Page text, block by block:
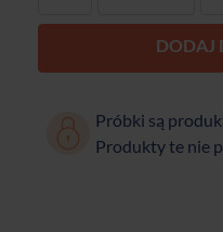
DODAJ
Próbki są
Produkty te nie